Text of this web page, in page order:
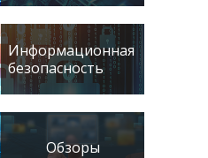
Информационная
безопасность
Обзоры